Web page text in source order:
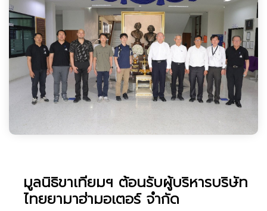
มูลนิธิขาเทียมฯ ต้อนรับผู้บริหารบริษัท
ไทยยามาฮ่ามอเตอร์ จำกัด